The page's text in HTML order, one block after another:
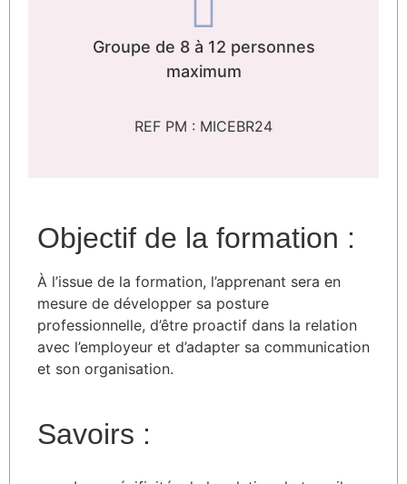
Groupe de 8 à 12 personnes
maximum
REF PM : MICEBR24
Objectif de la formation :
À l’issue de la formation, l’apprenant sera en
mesure de développer sa posture
professionnelle, d’être proactif dans la relation
avec l’employeur et d’adapter sa communication
et son organisation.
Savoirs :